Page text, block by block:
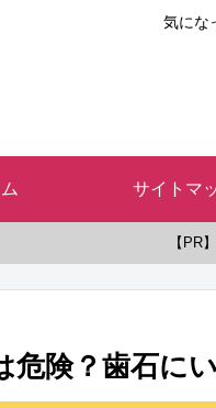
気にな
サイトマ
【PR
危険？歯石に